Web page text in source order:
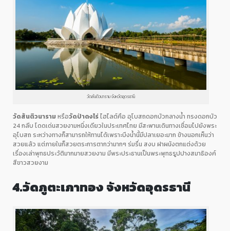
วัดสันติวนาราม จังหวัดอุดรธานี
วัดสันติวนารามหรือวัดป่าดงไร่ไฮไลต์คือ อุโบสถดอกบัวกลางน้ำ ทรงดอกบัว
24กลีบ โดดเด่นสวยงามหนึ่งเดียวในประเทศไทย มีสะพานเดินทางเชื่อมไปยังพระ
อุโบสถ ระหว่างทางก็สามารถให้ทานได้เพราะบึงน้ำนี้มีปลาเยอะมาก ข้างนอกเห็นว่า
สวยแล้ว แต่ภายในก็สวยตระการตากว่ามากๆ ร่มรื่น สงบ ฝาผนังตกแต่งด้วย
เรื่องเล่าพุทธประวัติมากมายสวยงาม มีพระประธานเป็นพระพุทธรูปปางสมาธิองค์
สีขาวสวยงาม
4.วัดภูตะเภาทอง จังหวัดอุดรธานี